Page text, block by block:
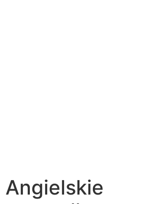
Angielskie